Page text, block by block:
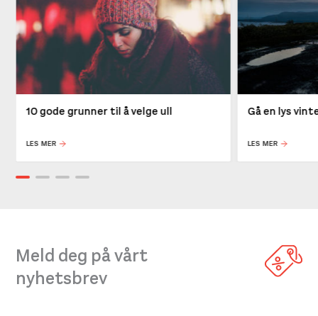
10 gode grunner til å velge ull
LES MER
Gå en lys
LES MER
Meld deg på vårt
nyhetsbrev